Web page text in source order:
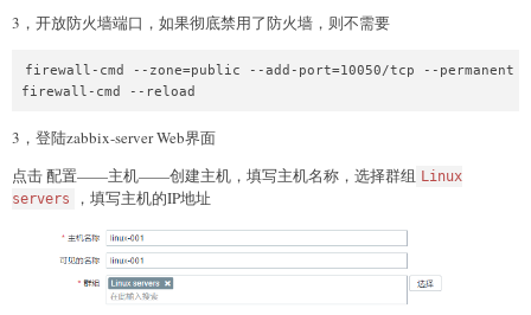
3，开放防火墙端口，如果彻底禁用了防火墙，则不需要
firewall-cmd --zone=public --add-port=10050/tcp --permanent
firewall-cmd --reload
3，登陆zabbix-server Web界面
点击 配置——主机——创建主机，填写主机名称，选择群组 Linux
servers
，填写主机的IP地址